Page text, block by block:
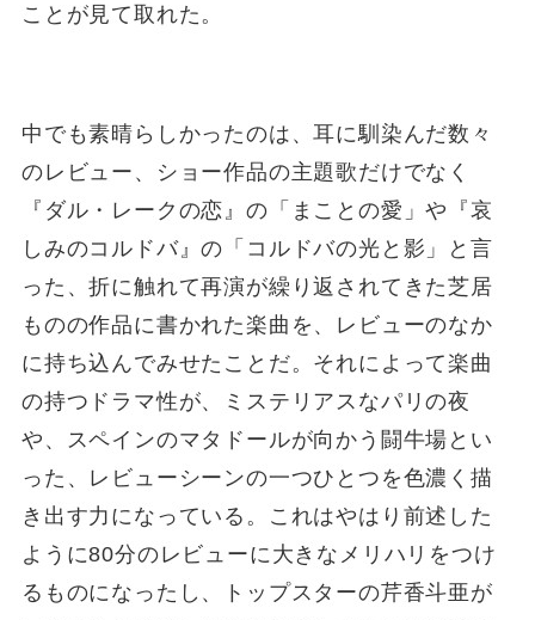
ことが見て取れた。
中でも素晴らしかったのは、耳に馴染んだ数々
のレビュー、ショー作品の主題歌だけでなく
『ダル・レークの恋』の「まことの愛」や『哀
しみのコルドバ』の「コルドバの光と影」と言
った、折に触れて再演が繰り返されてきた芝居
ものの作品に書かれた楽曲を、レビューのなか
に持ち込んでみせたことだ。それによって楽曲
の持つドラマ性が、ミステリアスなパリの夜
や、スペインのマタドールが向かう闘牛場とい
った、レビューシーンの一つひとつを色濃く描
き出す力になっている。これはやはり前述した
ように80分のレビューに大きなメリハリをつけ
るものになったし、トップスターの芹香斗亜が